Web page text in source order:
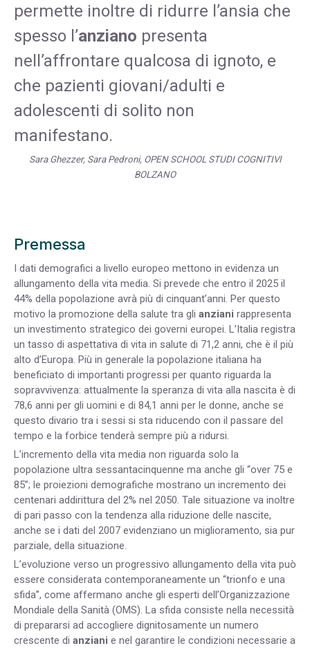
permette inoltre di ridurre l’ansia che
spesso l’anziano presenta
nell’affrontare qualcosa di ignoto, e
che pazienti giovani/adulti e
adolescenti di solito non
manifestano.
Sara Ghezzer, Sara Pedroni, OPEN SCHOOL STUDI COGNITIVI
BOLZANO
Premessa
I dati demografici a livello europeo mettono in evidenza un
allungamento della vita media. Si prevede che entro il 2025 il
44% della popolazione avrà più di cinquant’anni. Per questo
motivo la promozione della salute tra gli anziani rappresenta
un investimento strategico dei governi europei. L’Italia registra
un tasso di aspettativa di vita in salute di 71,2 anni, che è il più
alto d’Europa. Più in generale la popolazione italiana ha
beneficiato di importanti progressi per quanto riguarda la
sopravvivenza: attualmente la speranza di vita alla nascita è di
78,6 anni per gli uomini e di 84,1 anni per le donne, anche se
questo divario tra i sessi si sta riducendo con il passare del
tempo e la forbice tenderà sempre più a ridursi.
L’incremento della vita media non riguarda solo la
popolazione ultra sessantacinquenne ma anche gli “over 75 e
85”; le proiezioni demografiche mostrano un incremento dei
centenari addirittura del 2% nel 2050. Tale situazione va inoltre
di pari passo con la tendenza alla riduzione delle nascite,
anche se i dati del 2007 evidenziano un miglioramento, sia pur
parziale, della situazione.
L’evoluzione verso un progressivo allungamento della vita può
essere considerata contemporaneamente un “trionfo e una
sfida”, come affermano anche gli esperti dell’Organizzazione
Mondiale della Sanità (OMS). La sfida consiste nella necessità
di prepararsi ad accogliere dignitosamente un numero
crescente di anziani e nel garantire le condizioni necessarie a